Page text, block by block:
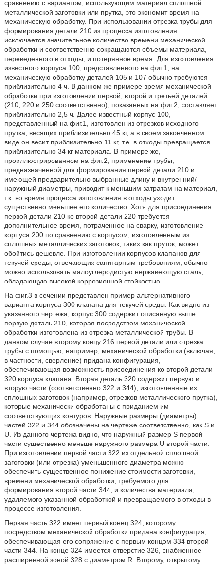
сравнению с вариантом, использующим материал сплошной
металлической заготовки или прутка, это экономит время на
механическую обработку. При использовании отрезка трубы для
формирования детали 210 из процесса изготовления
исключается значительное количество времени механической
обработки и соответственно сокращаются объемы материала,
переведенного в отходы, и потерянное время. Для изготовления
известного корпуса 100, представленного на фиг.1, на
механическую обработку деталей 105 и 107 обычно требуются
приблизительно 4 ч. В данном же примере время механической
обработки при изготовлении первой, второй и третьей деталей
(210, 220 и 250 соответственно), показанных на фиг.2, составляет
приблизительно 2,5 ч. Далее известный корпус 100,
представленный на фиг.1, изготовлен из отрезков исходного
прутка, весящих приблизительно 45 кг, а в своем законченном
виде он весит приблизительно 11 кг, т.е. в отходы превращается
приблизительно 34 кг материала. В примере же,
проиллюстрированном на фиг.2, применение трубы,
предназначенной для формирования первой детали 210 и
имеющей предварительно выбранные длину и внутренний/
наружный диаметры, приводит к меньшим затратам на материал,
т.к. во время процесса изготовления в отходы уходит
существенно меньшее его количество. Хотя для присоединения
первой детали 210 ко второй детали 220 требуется
дополнительное время, потраченное на сварку, изготовление
корпуса 200 по сравнению с корпусом, изготовленным из
сплошных металлических заготовок, таких как пруток, может
обойтись дешевле. При изготовлении корпусов клапанов для
текучей среды, отвечающих санитарным требованиям, обычно
можно использовать малоуглеродистую нержавеющую сталь,
обладающую высокой коррозионной стойкостью.
На фиг.3 в сечении представлен пример альтернативного
варианта корпуса 300 клапана для текучей среды. Как видно из
указанного чертежа, корпус 300 содержит описанную выше
первую деталь 210, которая посредством механической
обработки изготовлена из отрезка металлической трубы. В
данном случае второму концу 216 первой детали или отрезка
трубы с помощью, например, механической обработки (включая,
в частности, сверление) придана конфигурация,
обеспечивающая возможность присоединения ко второй детали
320 корпуса клапана. Вторая деталь 320 содержит первую и
вторую части (соответственно 322 и 344), изготовленные из
сплошных заготовок (например, отрезков металлического прутка),
которые механически обработаны с приданием им
соответствующих контуров. Наружные размеры (диаметры)
частей 322 и 344 обозначены на чертеже соответственно, как S и
U. Из данного чертежа видно, что наружный размер S первой
части существенно меньше наружного размера U второй части.
При изготовлении первой части 322 из отдельной сплошной
заготовки (или отрезка) уменьшенного диаметра можно
обеспечить существенное понижение стоимости заготовки,
времени механической обработки, требуемого для
формирования второй части 344, и количества материала,
удаляемого указанной обработкой и превращаемого в отходы в
процессе изготовления.
Первая часть 322 имеет первый конец 324, которому
посредством механической обработки придана конфигурация,
обеспечивающая его сопряжение с первым концом 334 второй
части 344. На конце 324 имеется отверстие 326, снабженное
расширенной зоной 328 с диаметром R. Второму, открытому